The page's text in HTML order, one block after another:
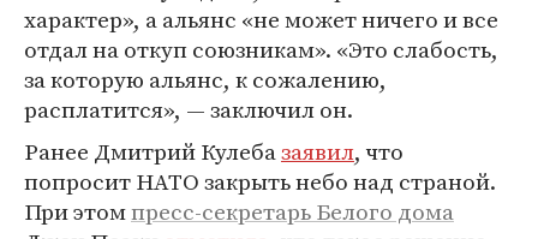
характер», а альянс «не может ничего и все
отдал на откуп союзникам». «Это слабость,
за которую альянс, к сожалению,
расплатится», — заключил он.
Ранее Дмитрий Кулебазаявил, что
попросит НАТО закрыть небо над страной.
При этомпресс-секретарь Белого дома